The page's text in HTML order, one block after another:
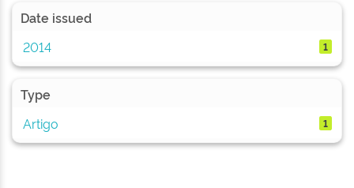
Date issued
2014
1
Type
Artigo
1